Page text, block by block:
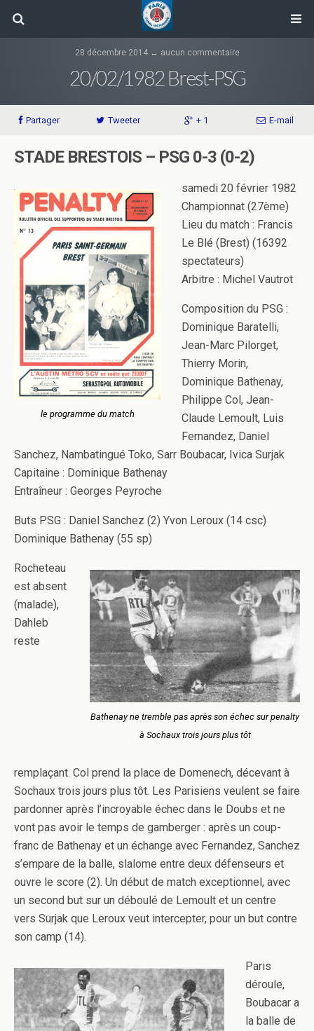
28 décembre 2014 ↔ aucun commentaire
20/02/1982 Brest-PSG
Partager Tweeter + 1 E-mail
STADE BRESTOIS – PSG 0-3 (0-2)
le programme du match
samedi 20 février 1982
Championnat (27ème)
Lieu du match : Francis
Le Blé (Brest) (16392
spectateurs)
Arbitre : Michel Vautrot
Composition du PSG :
Dominique Baratelli,
Jean-Marc Pilorget,
Thierry Morin,
Dominique Bathenay,
Philippe Col, Jean-
Claude Lemoult, Luis
Fernandez, Daniel
Sanchez, Nambatingué Toko, Sarr Boubacar, Ivica Surjak
Capitaine : Dominique Bathenay
Entraîneur : Georges Peyroche
Buts PSG : Daniel Sanchez (2) Yvon Leroux (14 csc)
Dominique Bathenay (55 sp)
Bathenay ne tremble pas après son échec sur penalty
à Sochaux trois jours plus tôt
Rocheteau
est absent
(malade),
Dahleb
reste
remplaçant. Col prend la place de Domenech, décevant à
Sochaux trois jours plus tôt. Les Parisiens veulent se faire
pardonner après l’incroyable échec dans le Doubs et ne
vont pas avoir le temps de gamberger : après un coup-
franc de Bathenay et un échange avec Fernandez, Sanchez
s’empare de la balle, slalome entre deux défenseurs et
ouvre le score (2). Un début de match exceptionnel, avec
un second but sur un déboulé de Lemoult et un centre
vers Surjak que Leroux veut intercepter, pour un but contre
son camp (14).
Paris
déroule,
Boubacar a
la balle de